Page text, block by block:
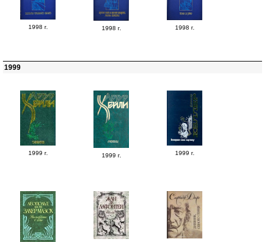
1998 г. 1998 г. 1998 г.
1999
1999 г. 1999 г. 1999 г.